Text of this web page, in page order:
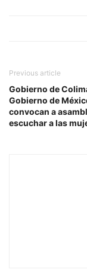
Previous article
Gobierno de
Gobierno de
convocan a
escuchar a las